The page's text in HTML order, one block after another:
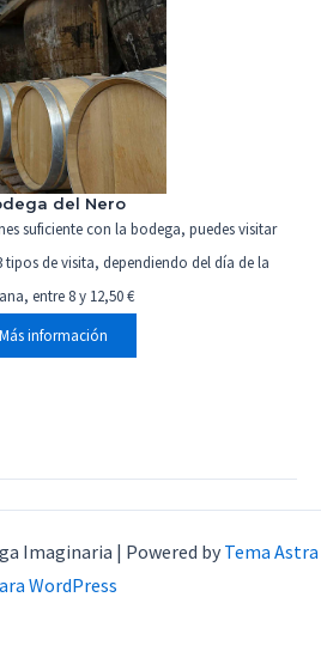
del Nero
suficiente con la bodega, puedes visitar
tipos de visita, dependiendo del día de la
entre 8 y 12,50 €
Más información
Imaginaria | Powered by Tema Astra
WordPress